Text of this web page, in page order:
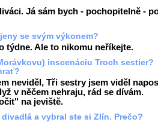
Já sám bych - pochopitelně -
se svým výkonem?
týdne. Ale to nikomu neříkejte.
inscenáciu Troch sestier?
neviděl, Tři sestry jsem viděl
v něčem nehraju, rád se dívám.
na jeviště.
a vybral ste si Zlín. Prečo?